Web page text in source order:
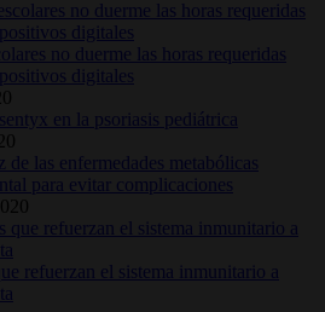
no duerme las horas requeridas
digitales
en la psoriasis pediátrica
de las enfermedades metabólicas
para evitar complicaciones
refuerzan el sistema inmunitario a